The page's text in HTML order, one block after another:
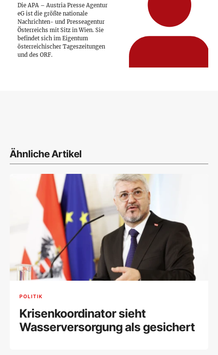
Die APA – Austria Presse Agentur
eG ist die größte nationale
Nachrichten- und Presseagentur
Österreichs mit Sitz in Wien. Sie
befindet sich im Eigentum
österreichischer Tageszeitungen
und des ORF.
Ähnliche Artikel
POLITIK
Krisenkoordinator sieht
Wasserversorgung als gesichert